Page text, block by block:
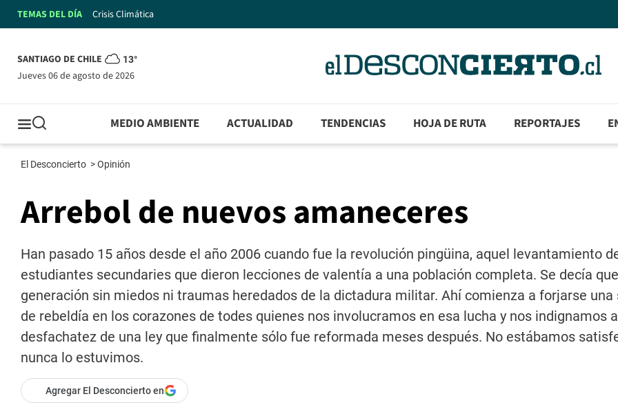
TEMAS DEL DÍA Crisis Climática
SANTIAGO DE CHILE 13°
jueves 06 de agosto de 2026
MEDIO AMBIENTE ACTUALIDAD TENDENCIAS HOJA DE RUTA REPORTAJES
El Desconcierto >Opinión
Arrebol de nuevos amaneceres
Han pasado 15 años desde el año 2006 cuando fue la revolución pingüina, aquel levantamiento
estudiantes secundaries que dieron lecciones de valentía a una población completa. Se decía
generación sin miedos ni traumas heredados de la dictadura militar. Ahí comienza a forjarse una
de rebeldía en los corazones de todes quienes nos involucramos en esa lucha y nos indignamos
desfachatez de una ley que finalmente sólo fue reformada meses después. No estábamos
nunca lo estuvimos.
Agregar El Desconcierto en